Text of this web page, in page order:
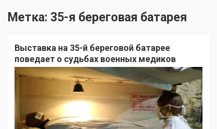
Метка: 35-я береговая батарея
Выставка на 35-й береговой батарее
поведает о судьбах военных медиков